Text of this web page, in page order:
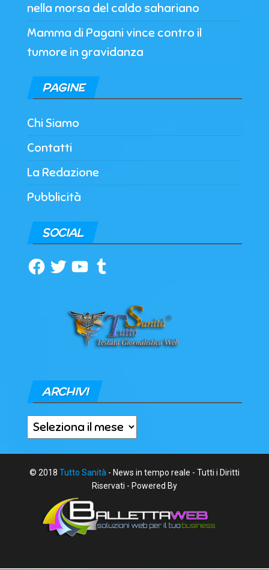
nella morsa del caldo sahariano
Mamma di Pagani vince contro il
tumore in gravidanza
PAGINE
Chi Siamo
Contatti
La Redazione
Pubblicità
SOCIAL
Facebook
TwitterYouTubeTumblr
ARCHIVI
Archivi
© 2018 Tutto Sanità - News in tempo reale - Tutti i Diritti
Riservati - Powered By